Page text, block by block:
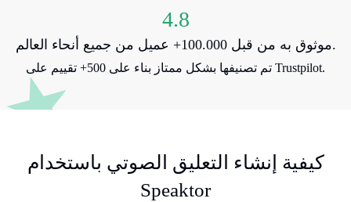
4.8
موثوق به من قبل 100.000+ عميل من جميع أنحاء العالم.
تم تصنيفها بشكل ممتاز بناء على 500+ تقييم على Trustpilot.
كيفية إنشاء التعليق الصوتي باستخدام
Speaktor